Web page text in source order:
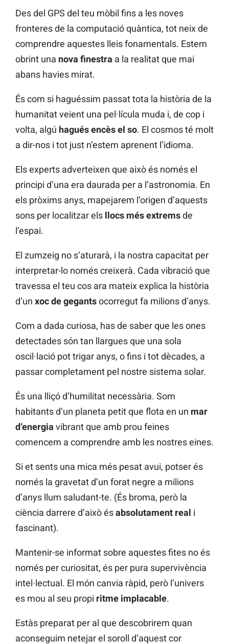
Des del GPS del teu mòbil fins a les noves
fronteres de la computació quàntica, tot neix de
comprendre aquestes lleis fonamentals. Estem
obrint una nova finestra a la realitat que mai
abans havies mirat.
És com si haguéssim passat tota la història de la
humanitat veient una pel·lícula muda i, de cop i
volta, algú hagués encès el so. El cosmos té molt
a dir-nos i tot just n’estem aprenent l’idioma.
Els experts adverteixen que això és només el
principi d’una era daurada per a l’astronomia. En
els pròxims anys, mapejarem l’origen d’aquests
sons per localitzar els llocs més extremsde
l’espai.
El zumzeig no s’aturarà, i la nostra capacitat per
interpretar-lo només creixerà. Cada vibració que
travessa el teu cos ara mateix explica la història
d’un xoc de gegantsocorregut fa milions d’anys.
Com a dada curiosa, has de saber que les ones
detectades són tan llargues que una sola
oscil·lació pot trigar anys, o fins i tot dècades, a
passar completament pel nostre sistema solar.
És una lliçó d’humilitat necessària. Som
habitants d’un planeta petit que flota en un mar
d’energia vibrant que amb prou feines
comencem a comprendre amb les nostres eines.
Si et sents una mica més pesat avui, potser és
només la gravetat d’un forat negre a milions
d’anys llum saludant-te. (És broma, però la
ciència darrere d’això ésabsolutament real i
fascinant).
Mantenir-se informat sobre aquestes fites no és
només per curiositat, és per pura supervivència
intel·lectual. El món canvia ràpid, però l’univers
es mou al seu propi ritme implacable.
Estàs preparat per al que descobrirem quan
aconseguim netejar el soroll d’aquest cor